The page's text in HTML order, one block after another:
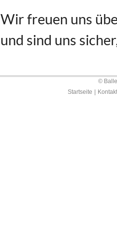
Wir freuen uns
und sind uns
©
Startseite
Kontakt